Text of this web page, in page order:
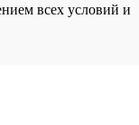
всех условий и